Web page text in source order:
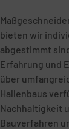
bieten wir
abgestimmt
Erfahrung und
über
Hallenbaus
Nachhaltigkeit
Bauverfahren